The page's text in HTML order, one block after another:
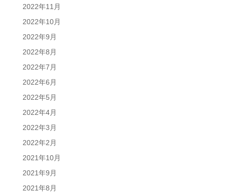
2022年11月
2022年10月
2022年9月
2022年8月
2022年7月
2022年6月
2022年5月
2022年4月
2022年3月
2022年2月
2021年10月
2021年9月
2021年8月